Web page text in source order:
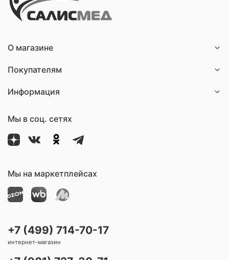
О магазине
Покупателям
Информация
Мы в соц. сетях
Мы на маркетплейсах
+7 (499) 714-70-17
интернет-магазин